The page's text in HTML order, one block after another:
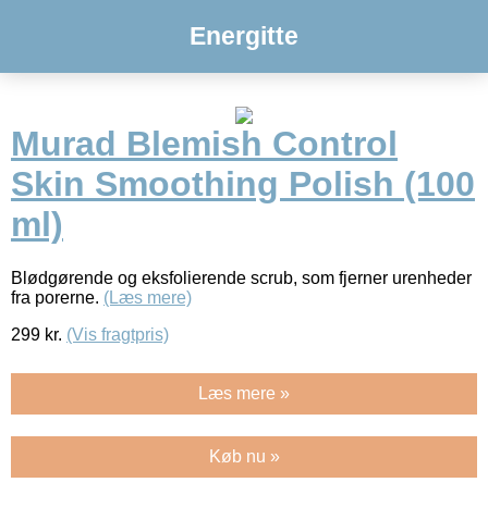
Energitte
Murad Blemish Control
Skin Smoothing Polish (100
ml)
Blødgørende og eksfolierende scrub, som fjerner urenheder
fra porerne. (Læs mere)
299 kr. (Vis fragtpris)
Læs mere »
Køb nu »